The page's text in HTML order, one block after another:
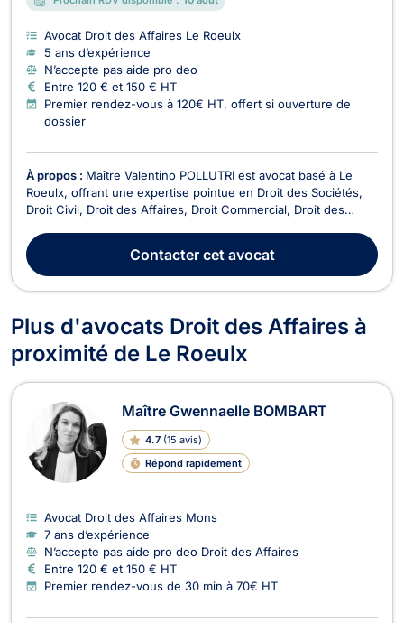
Avocat Droit des Affaires Le Roeulx
5 ans d’expérience
N’accepte pas aide pro deo
Entre 120 € et 150 € HT
Premier rendez-vous à 120€ HT, offert si ouverture de
dossier
À propos : Maître Valentino POLLUTRI est avocat basé à Le
Roeulx, offrant une expertise pointue en Droit des Sociétés,
Droit Civil, Droit des Affaires, Droit Commercial, Droit des
Commerciaux, Recouvrement de créance, Droit de
l'Immobilier, et Droit de la Construction. Avec une pr...
Contactercet avocat
Plus d'avocats Droit des Affaires à
proximité de Le Roeulx
Maître Gwennaelle BOMBART
4.7 (15 avis)
Répond rapidement
Avocat Droit des Affaires Mons
7 ans d’expérience
N’accepte pas aide pro deo Droit des Affaires
Entre 120 € et 150 € HT
Premier rendez-vous de 30 min à 70€ HT